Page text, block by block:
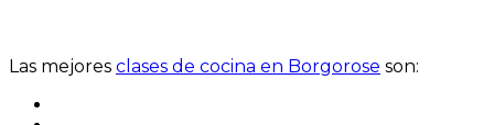
Las mejores clases de cocina en Borgorose son: